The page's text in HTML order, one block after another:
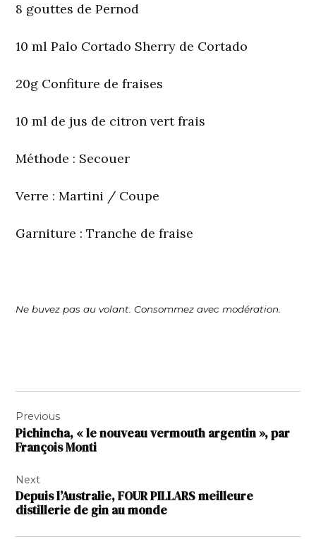
8 gouttes de Pernod
10 ml Palo Cortado Sherry de Cortado
20g Confiture de fraises
10 ml de jus de citron vert frais
Méthode : Secouer
Verre : Martini / Coupe
Garniture : Tranche de fraise
Ne buvez pas au volant. Consommez avec modération.
de
l’article
Previous
Pichincha, « le nouveau vermouth argentin », par
François Monti
Next
Depuis l’Australie, FOUR PILLARS meilleure
distillerie de gin au monde